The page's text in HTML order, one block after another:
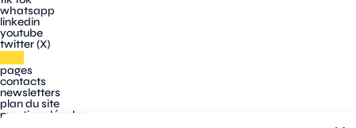
whatsapp
linkedin
youtube
twitter (X)
pages
contacts
newsletters
plan du site
mentions légales